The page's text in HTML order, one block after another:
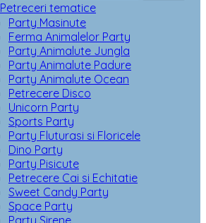
Petreceri tematice
Party Masinute
Ferma Animalelor Party
Party Animalute Jungla
Party Animalute Padure
Party Animalute Ocean
Petrecere Disco
Unicorn Party
Sports Party
Party Fluturasi si Floricele
Dino Party
Party Pisicute
Petrecere Cai si Echitatie
Sweet Candy Party
Space Party
Party Sirene